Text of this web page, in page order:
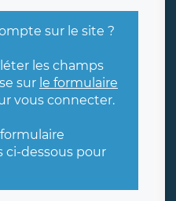
sur le site ?
les champs
sur le formulaire
vous connecter.
ci-dessous pour